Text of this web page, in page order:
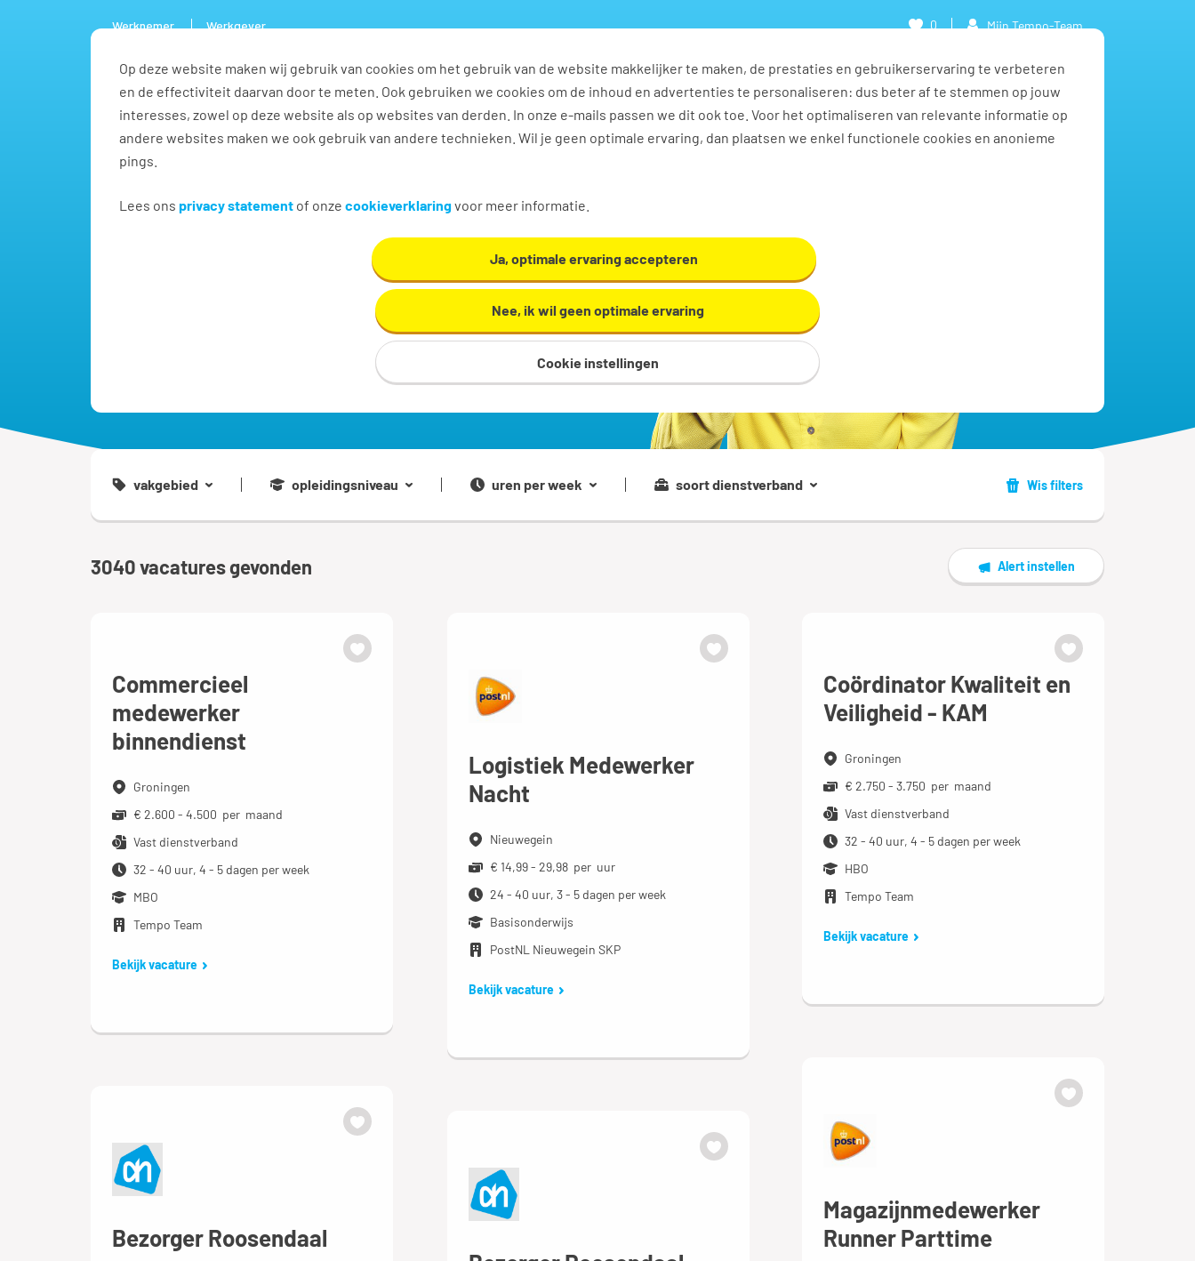
Op deze website maken wij gebruik van cookies om het gebruik van de website makkelijker te maken, de prestaties en gebruikerservaring te verbeteren
en de effectiviteit daarvan door te meten. Ook gebruiken we cookies om de inhoud en advertenties te personaliseren: dus beter af te stemmen op jouw
interesses, zowel op deze website als op websites van derden. In onze e-mails passen we dit ook toe. Voor het optimaliseren van relevante informatie op
andere websites maken we ook gebruik van andere technieken. Wil je geen optimale ervaring, dan plaatsen we enkel functionele cookies en anonieme
pings.
Lees ons privacy statement of onze cookieverklaringvoor meer informatie.
Ja, optimale ervaring accepteren
Nee, ik wil geen optimale ervaring
Cookie instellingen
Werknemer Werkgever
Vacatures Ontwikkel jezelf Werkplezier Contact
0 Mijn Tempo-Team
Vind jouw volgende baan
vakgebied opleidingsniveau uren per week soort dienstverband Wis filters
3040vacatures gevonden Alert instellen
Commercieel
medewerker
binnendienst
Groningen
€ 2.600 - 4.500 per maand
Vast dienstverband
32 - 40 uur, 4 - 5 dagen per week
MBO
Tempo Team
Bekijk vacature
Logistiek Medewerker
Nacht
Nieuwegein
€ 14,99 - 29,98 per uur
24 - 40 uur, 3 - 5 dagen per week
Basisonderwijs
PostNL Nieuwegein SKP
Bekijk vacature
Coördinator Kwaliteit en
Veiligheid - KAM
Groningen
€ 2.750 - 3.750 per maand
Vast dienstverband
32 - 40 uur, 4 - 5 dagen per week
HBO
Tempo Team
Bekijk vacature
Magazijnmedewerker
Runner Parttime
Bezorger Roosendaal